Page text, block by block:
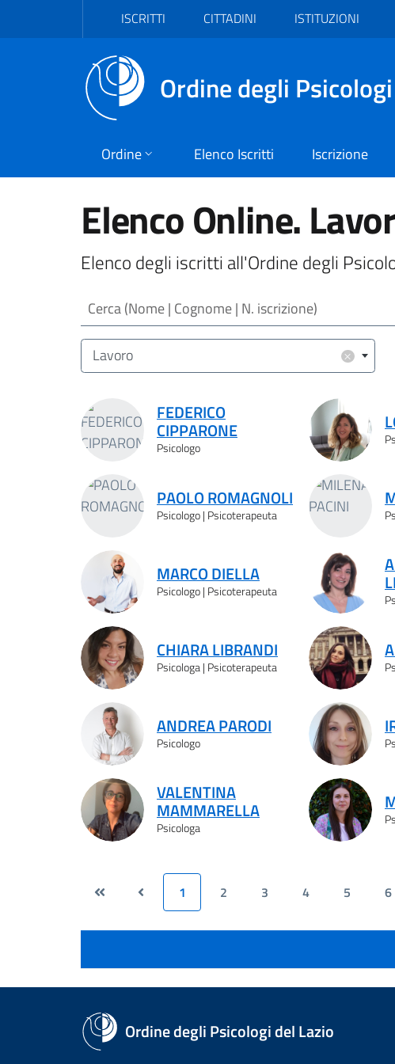
Vai al contenuto principale
ISCRITTI CITTADINI ISTITUZIONI
Ordine degli
Ordine Elenco Iscritti Iscrizione
Elenco Online.
Elenco degli iscritti all'Ordine degli
Cerca (Nome | Cognome | N. iscrizione)
Area/Target (Area Intervento | Target Utenza)
×
Lavoro
Risultati ricerca
FEDERICO
CIPPARONE
Psicologo
PAOLO ROMAGNOLI
Psicologo | Psicoterapeuta
MARCO DIELLA
Psicologo | Psicoterapeuta
CHIARA LIBRANDI
Psicologa | Psicoterapeuta
ANDREA PARODI
Psicologo
VALENTINA
MAMMARELLA
Psicologa
1 2 3 4 5 6
Ordine degli Psicologi del Lazio